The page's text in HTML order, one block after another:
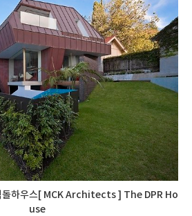
돌하우스[ MCK Architects ] The DPR Ho
use